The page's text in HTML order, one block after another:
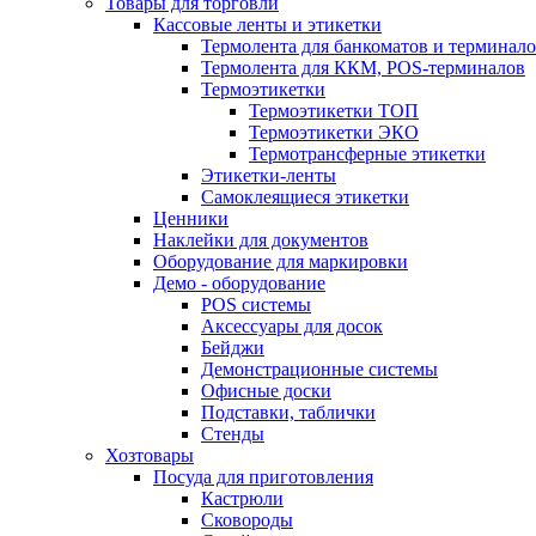
Кассовые ленты и этикетки
Термолента для банкоматов и
Термолента для ККМ, POS-терминалов
Термоэтикетки
Термоэтикетки ТОП
Термоэтикетки ЭКО
Термотрансферные этикетки
Этикетки-ленты
Самоклеящиеся этикетки
Ценники
Наклейки для документов
Оборудование для маркировки
Демо - оборудование
POS системы
Аксессуары для досок
Бейджи
Демонстрационные системы
Офисные доски
Подставки, таблички
Стенды
Хозтовары
Посуда для приготовления
Кастрюли
Сковороды